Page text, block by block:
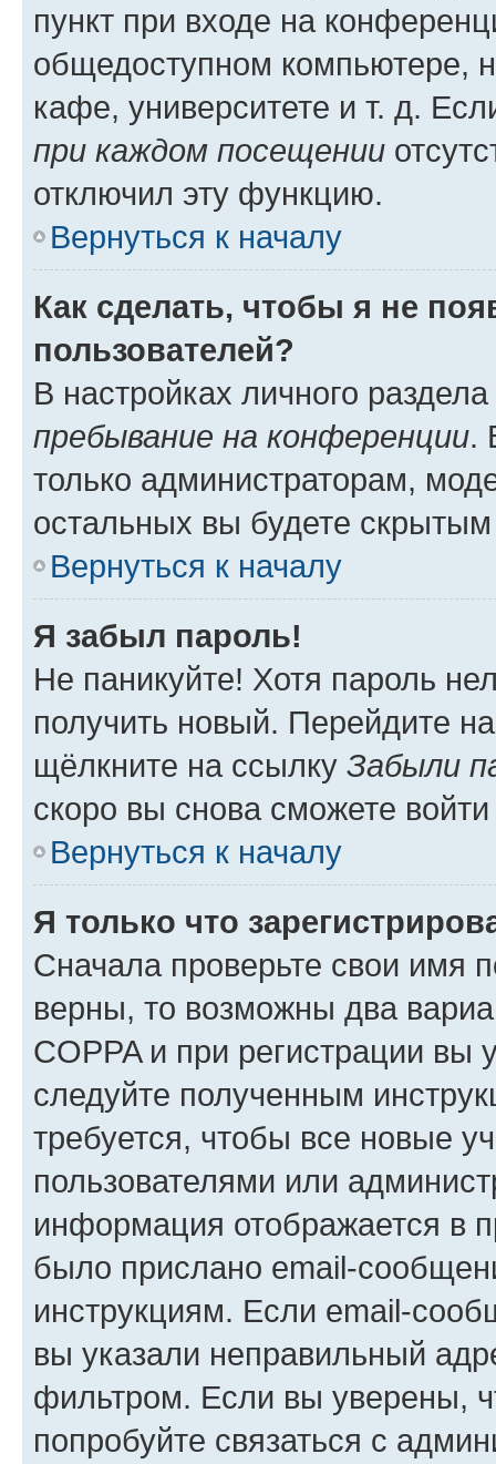
пункт при входе на
общедоступном компьютере,
кафе, университете и т. д.
при каждом посещении
отключил эту функцию.
Вернуться к началу
Как сделать, чтобы я не
пользователей?
В настройках личного
пребывание на конференции.
только администраторам,
остальных вы будете
Вернуться к началу
Я забыл пароль!
Не паникуйте! Хотя пароль
получить новый. Перейдите
щёлкните на ссылку Забыли
скоро вы снова сможете
Вернуться к началу
Я только что
Сначала проверьте свои имя
верны, то возможны два
COPPA и при регистрации вы
следуйте полученным
требуется, чтобы все новые
пользователями или
информация отображается в
было прислано email-
инструкциям. Если email-
вы указали неправильный
фильтром. Если вы уверены,
попробуйте связаться с